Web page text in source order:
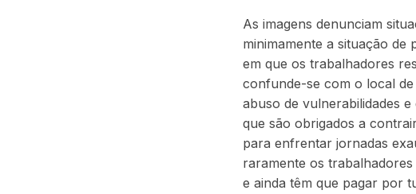
As imagens denunciam
minimamente a situação de
em que os trabalhadores
confunde-se com o local
abuso de vulnerabilidades
que são obrigados a
para enfrentar jornadas
raramente os
e ainda têm que pagar por